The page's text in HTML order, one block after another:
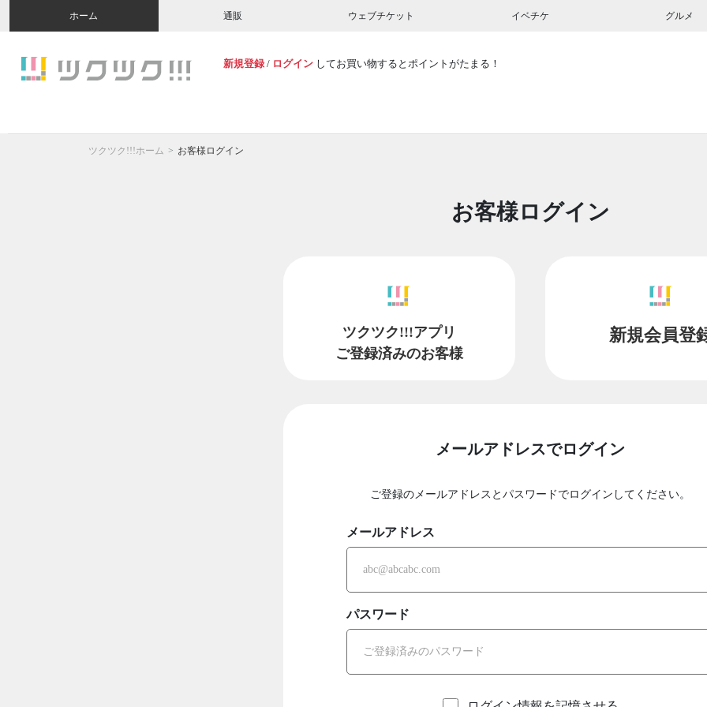
ホーム 通販 ウェブチケット イベチケ グルメ
新規登録 / ログイン してお買い物するとポイントがたまる！
ツクツク!!!ホーム お客様ログイン
お客様ログイン
ツクツク!!!アプリ
ご登録済みのお客様
新規会員登
メールアドレスでログイン
ご登録のメールアドレスとパスワードでログインしてください。
メールアドレス
パスワード